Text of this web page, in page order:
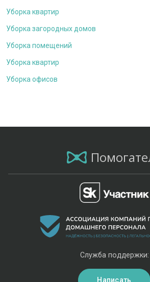
Уборка квартир
Уборка загородных домов
Уборка помещений
Уборка квартир
Уборка офисов
Служба поддержки:
Написать